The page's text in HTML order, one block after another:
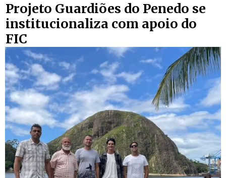
Projeto Guardiões do Penedo se
institucionaliza com apoio do
FIC